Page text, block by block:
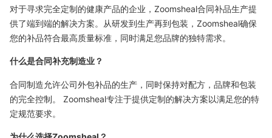
对于寻求完全定制的健康产品的企业，Zoomsheal合同补品生产提
供了端到端的解决方案。从研发到生产再到包装，Zoomsheal确保
您的补品符合最高质量标准，同时满足您品牌的独特需求。
什么是合同补充制造业？
合同制造允许公司外包补品的生产，同时保持对配方，品牌和包装
的完全控制。 Zoomsheal专注于提供定制的解决方案以满足您的特
定规范要求。